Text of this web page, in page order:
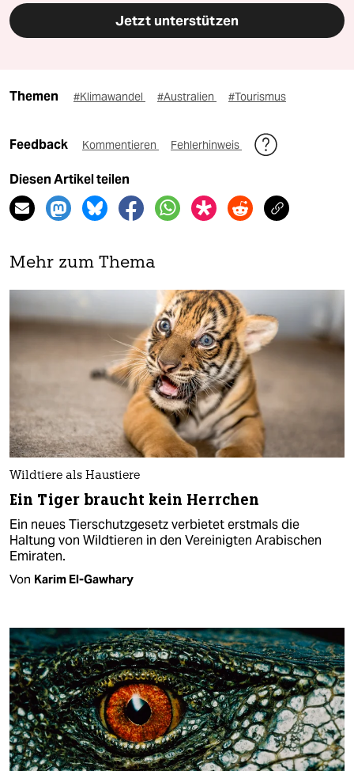
Jetzt unterstützen
Themen #Klimawandel #Australien #Tourismus
Feedback Kommentieren Fehlerhinweis
Diesen Artikel teilen
Mehr zum Thema
Wildtiere als Haustiere
Ein Tiger braucht kein Herrchen
Ein neues Tierschutzgesetz verbietet erstmals die
Haltung von Wildtieren in den Vereinigten Arabischen
Emiraten.
Von Karim El-Gawhary